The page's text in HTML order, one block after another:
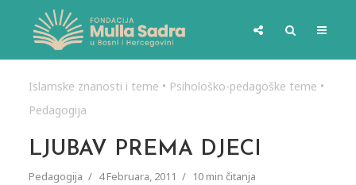
Islamske znanosti i teme • Psihološko-pedagoške teme •
Pedagogija
LJUBAV PREMA DJECI
Pedagogija 4 Februara, 2011 10 min čitanja